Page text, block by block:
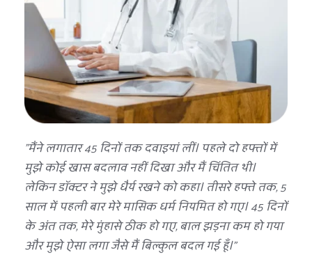
"मैंने लगातार 45 दिनों तक दवाइयां लीं। पहले दो हफ्तों में
मुझे कोई खास बदलाव नहीं दिखा और मैं चिंतित थी।
लेकिन डॉक्टर ने मुझे धैर्य रखने को कहा। तीसरे हफ्ते तक, 5
साल में पहली बार मेरे मासिक धर्म नियमित हो गए। 45 दिनों
के अंत तक, मेरे मुंहासे ठीक हो गए, बाल झड़ना कम हो गया
और मुझे ऐसा लगा जैसे मैं बिल्कुल बदल गई हूँ।"